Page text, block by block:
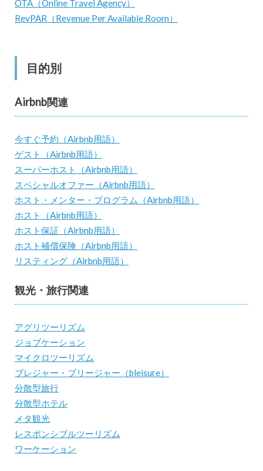
OTA（Online Travel Agency）
RevPAR（Revenue Per Available Room）
目的別
Airbnb関連
今すぐ予約（Airbnb用語）
ゲスト（Airbnb用語）
スーパーホスト（Airbnb用語）
スペシャルオファー（Airbnb用語）
ホスト・メンター・プログラム（Airbnb用語）
ホスト（Airbnb用語）
ホスト保証（Airbnb用語）
ホスト補償保険（Airbnb用語）
リスティング（Airbnb用語）
観光・旅行関連
アグリツーリズム
ジョブケーション
マイクロツーリズム
ブレジャー・ブリージャー（bleisure）
分散型旅行
分散型ホテル
メタ観光
レスポンシブルツーリズム
ワーケーション